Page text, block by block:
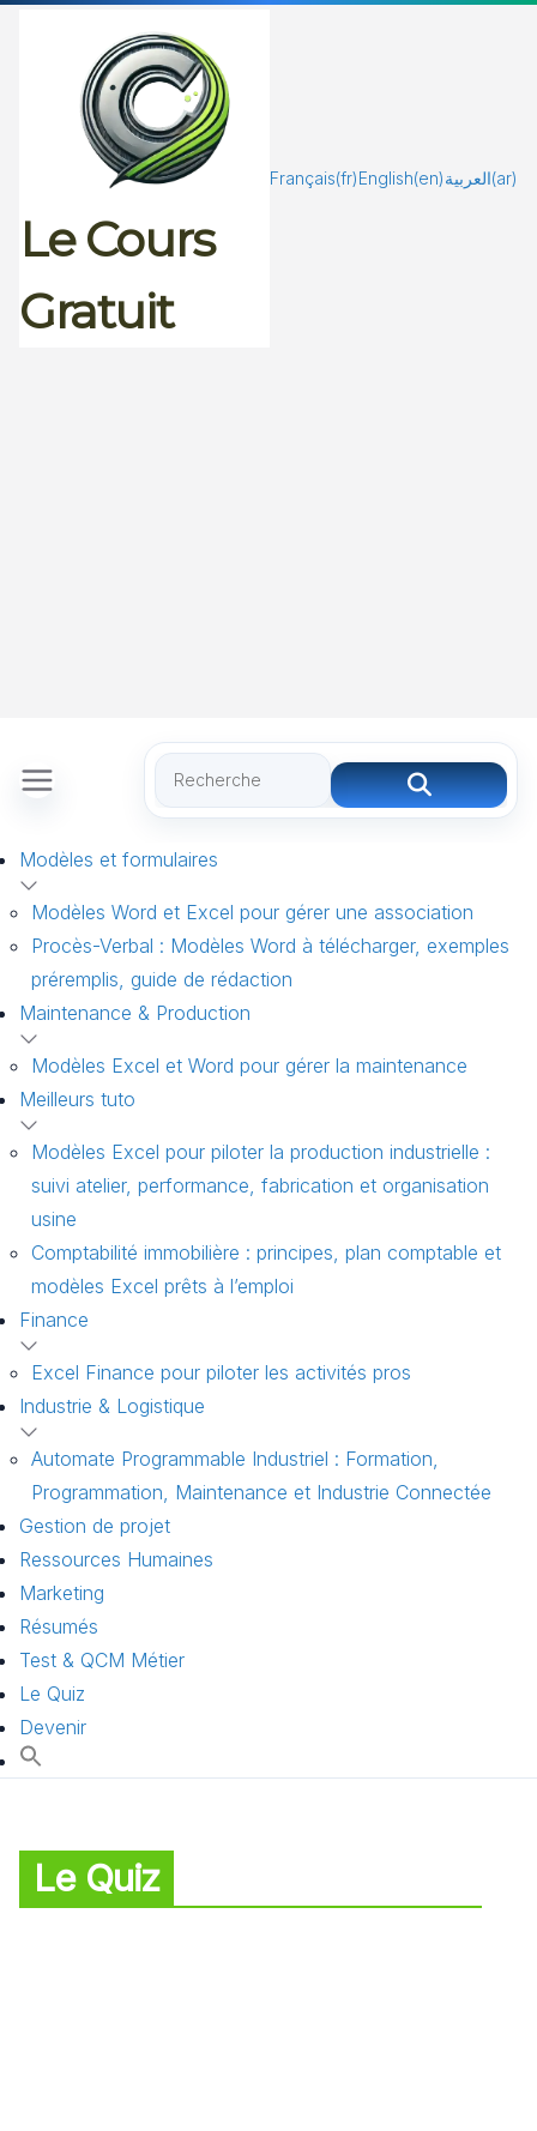
Le Cours
Gratuit
Français(fr) English(en)العربية(ar)
Modèles et formulaires
Modèles Word et Excel pour gérer une association
Procès-Verbal : Modèles Word à télécharger, exemples
préremplis, guide de rédaction
Maintenance & Production
Modèles Excel et Word pour gérer la maintenance
Meilleurs tuto
Modèles Excel pour piloter la production industrielle :
suivi atelier, performance, fabrication et organisation
usine
Comptabilité immobilière : principes, plan comptable et
modèles Excel prêts à l’emploi
Finance
Excel Finance pour piloter les activités pros
Industrie & Logistique
Automate Programmable Industriel : Formation,
Programmation, Maintenance et Industrie Connectée
Gestion de projet
Ressources Humaines
Marketing
Résumés
Test & QCM Métier
Le Quiz
Devenir
Le Quiz